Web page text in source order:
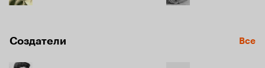
Создатели Все